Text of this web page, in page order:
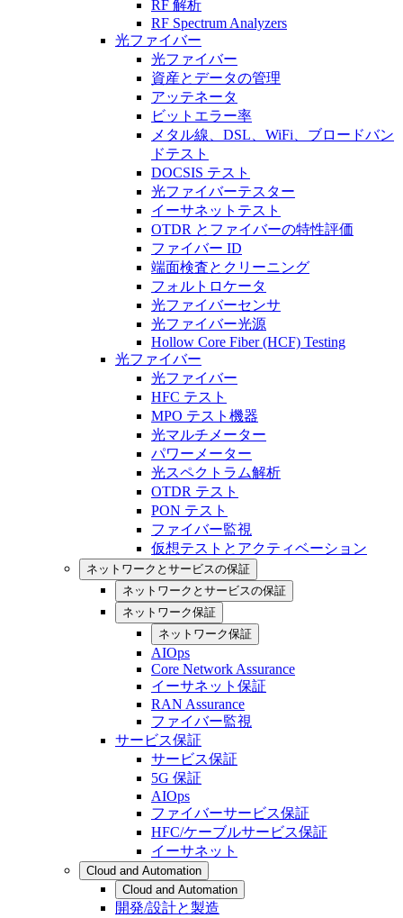
RF 解析
RF Spectrum Analyzers
光ファイバー
光ファイバー
資産とデータの管理
アッテネータ
ビットエラー率
メタル線、DSL、WiFi、ブロードバン
ドテスト
DOCSIS テスト
光ファイバーテスター
イーサネットテスト
OTDR とファイバーの特性評価
ファイバー ID
端面検査とクリーニング
フォルトロケータ
光ファイバーセンサ
光ファイバー光源
Hollow Core Fiber (HCF) Testing
光ファイバー
光ファイバー
HFC テスト
MPO テスト機器
光マルチメーター
パワーメーター
光スペクトラム解析
OTDR テスト
PON テスト
ファイバー監視
仮想テストとアクティベーション
ネットワークとサービスの保証
ネットワークとサービスの保証
ネットワーク保証
ネットワーク保証
AIOps
Core Network Assurance
イーサネット保証
RAN Assurance
ファイバー監視
サービス保証
サービス保証
5G 保証
AIOps
ファイバーサービス保証
HFC/ケーブルサービス保証
イーサネット
Cloud and Automation
Cloud and Automation
開発/設計と製造